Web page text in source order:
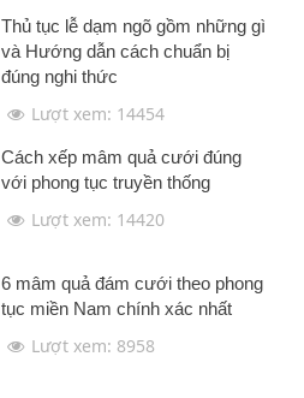
Thủ tục lễ dạm ngõ gồm những gì
và Hướng dẫn cách chuẩn bị
đúng nghi thức
Lượt xem: 14454
Cách xếp mâm quả cưới đúng
với phong tục truyền thống
Lượt xem: 14420
6 mâm quả đám cưới theo phong
tục miền Nam chính xác nhất
Lượt xem: 8958